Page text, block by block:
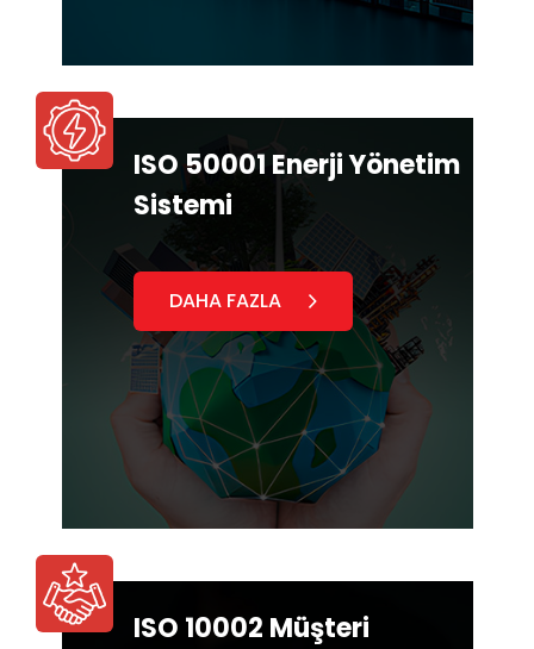
ISO 50001 Enerji Yönetim
Sistemi
DAHA FAZLA
ISO 10002 Müşteri